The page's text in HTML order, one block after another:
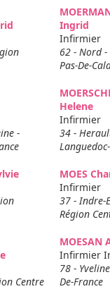
Ingrid
Infirmier
62 - Nord
Pas-De-
-
Helene
Infirmier
34 -
MOES
Infirmier
37 - Indre-
Région
Centre
MOESAN
Infirmier
78 -
De-France